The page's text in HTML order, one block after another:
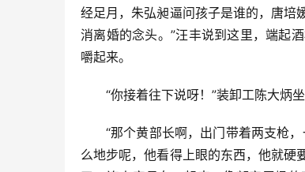
经足月，朱弘昶逼问孩子是谁的，唐培
消离婚的念头。”汪丰说到这里，端起
嚼起来。
“你接着往下说呀！”装卸工陈大炳
“那个黄部长啊，出门带着两支枪
么地步呢，他看得上眼的东西，他就硬